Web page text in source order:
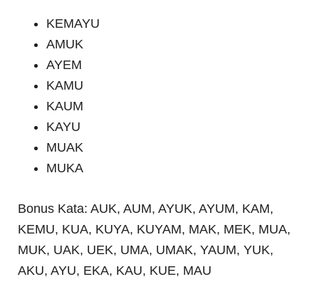
KEMAYU
AMUK
AYEM
KAMU
KAUM
KAYU
MUAK
MUKA
Bonus Kata: AUK, AUM, AYUK, AYUM, KAM,
KEMU, KUA, KUYA, KUYAM, MAK, MEK, MUA,
MUK, UAK, UEK, UMA, UMAK, YAUM, YUK,
AKU, AYU, EKA, KAU, KUE, MAU